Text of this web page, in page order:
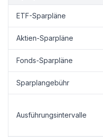
ETF-Sparpläne
Aktien-Sparpläne
Fonds-Sparpläne
Sparplangebühr
Ausführungsintervalle